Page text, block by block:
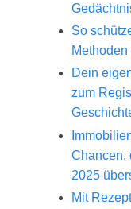
So
Dein
zum
Chancen,
2025
Mit